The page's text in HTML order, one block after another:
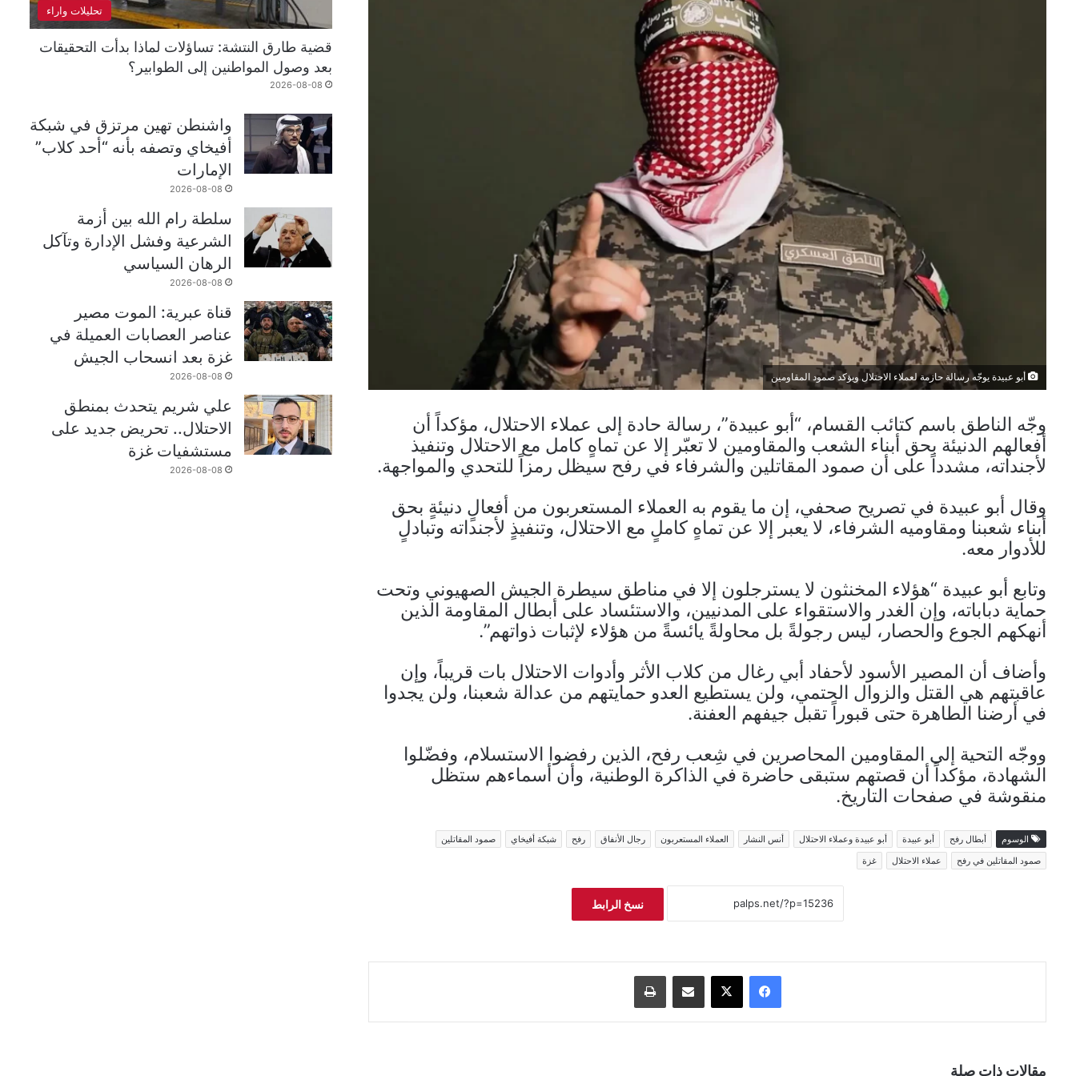
أبو عبيدة يوجّه رسالة حازمة لعملاء الاحتلال ويؤكد صمود المقاومين
وجّه الناطق باسم كتائب القسام، “أبو عبيدة”، رسالة حادة إلى عملاء الاحتلال، مؤكداً أن
أفعالهم الدنيئة بحق أبناء الشعب والمقاومين لا تعبّر إلا عن تماهٍ كامل مع الاحتلال وتنفيذ
لأجنداته، مشدداً على أن صمود المقاتلين والشرفاء في رفح سيظل رمزاً للتحدي والمواجهة.
وقال أبو عبيدة في تصريح صحفي، إن ما يقوم به العملاء المستعربون من أفعالٍ دنيئةٍ بحق
أبناء شعبنا ومقاوميه الشرفاء، لا يعبر إلا عن تماهٍ كاملٍ مع الاحتلال، وتنفيذٍ لأجنداته وتبادلٍ
للأدوار معه.
وتابع أبو عبيدة “هؤلاء المخنثون لا يسترجلون إلا في مناطق سيطرة الجيش الصهيوني وتحت
حماية دباباته، وإن الغدر والاستقواء على المدنيين، والاستئساد على أبطال المقاومة الذين
أنهكهم الجوع والحصار، ليس رجولةً بل محاولةً يائسةً من هؤلاء لإثبات ذواتهم”.
وأضاف أن المصير الأسود لأحفاد أبي رغال من كلاب الأثر وأدوات الاحتلال بات قريباً، وإن
عاقبتهم هي القتل والزوال الحتمي، ولن يستطيع العدو حمايتهم من عدالة شعبنا، ولن يجدوا
في أرضنا الطاهرة حتى قبوراً تقبل جيفهم العفنة.
ووجّه التحية إلى المقاومين المحاصرين في شِعب رفح، الذين رفضوا الاستسلام، وفضّلوا
الشهادة، مؤكداً أن قصتهم ستبقى حاضرة في الذاكرة الوطنية، وأن أسماءهم ستظل
منقوشة في صفحات التاريخ.
الوسوم أبطال رفح أبو عبيدة أبو عبيدة وعملاء الاحتلال أنس النشار العملاء المستعربون رجال الأنفاق رفح شبكة أفيخاي
صمود المقاتلين
صمود المقاتلين في رفح
عملاء الاحتلال غزة
نسخ الرابط
فيسبوك ‫X مشاركة عبر البريد طباعة
مقالات ذات صلة
تحليلات واراء
قضية طارق النتشة: تساؤلات لماذا بدأت التحقيقات
بعد وصول المواطنين إلى الطوابير؟
2026-08-08
واشنطن تهين مرتزق في شبكة
أفيخاي وتصفه بأنه “أحد كلاب”
الإمارات
2026-08-08
سلطة رام الله بين أزمة
الشرعية وفشل الإدارة وتآكل
الرهان السياسي
2026-08-08
قناة عبرية: الموت مصير
عناصر العصابات العميلة في
غزة بعد انسحاب الجيش
2026-08-08
علي شريم يتحدث بمنطق
الاحتلال.. تحريض جديد على
مستشفيات غزة
2026-08-08